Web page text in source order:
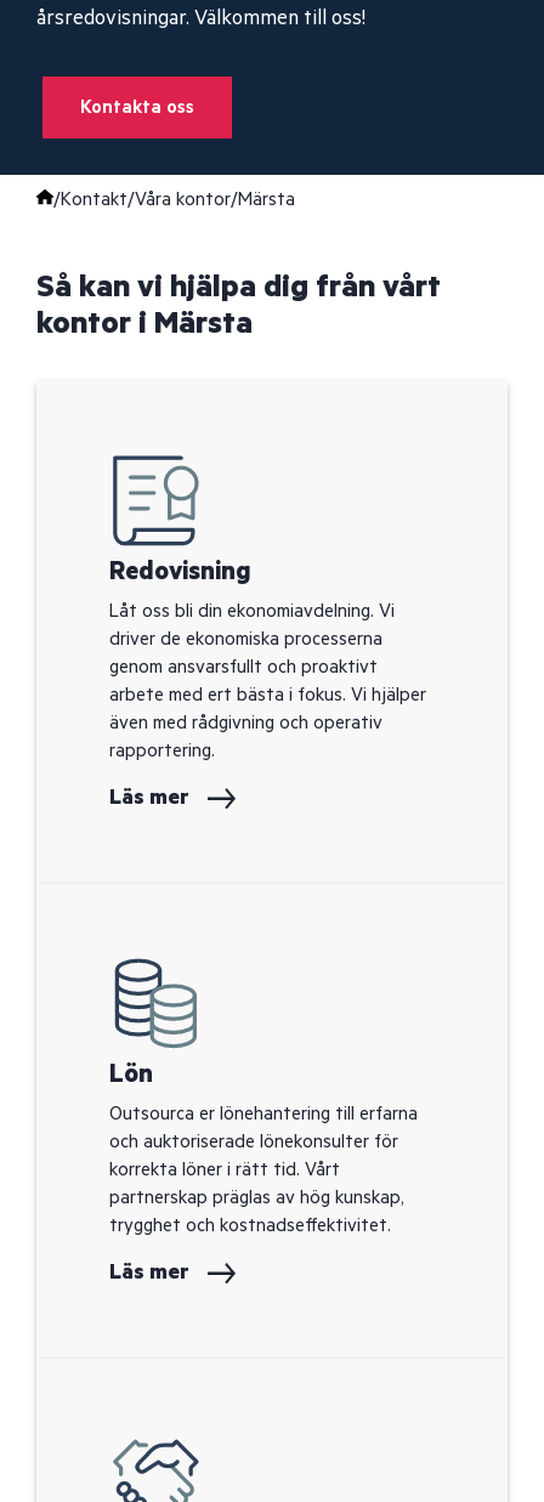
årsredovisningar. Välkommen till oss!
Kontakta oss
/Kontakt/Våra kontor/Märsta
Så kan vi hjälpa dig från vårt
kontor i Märsta
Redovisning
Låt oss bli din ekonomiavdelning. Vi
driver de ekonomiska processerna
genom ansvarsfullt och proaktivt
arbete med ert bästa i fokus. Vi hjälper
även med rådgivning och operativ
rapportering.
Läs mer
Lön
Outsourca er lönehantering till erfarna
och auktoriserade lönekonsulter för
korrekta löner i rätt tid. Vårt
partnerskap präglas av hög kunskap,
trygghet och kostnadseffektivitet.
Läs mer